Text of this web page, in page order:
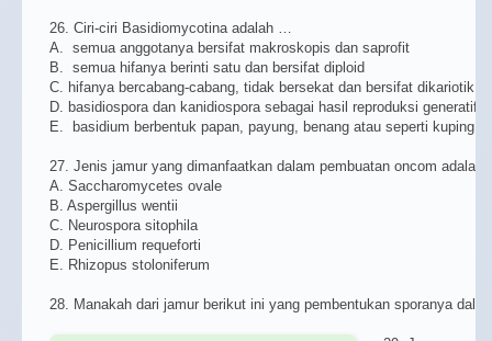
26. Ciri-ciri Basidiomycotina adalah …
A. semua anggotanya bersifat makroskopis dan saprofit
B. semua hifanya berinti satu dan bersifat diploid
C. hifanya bercabang-cabang, tidak bersekat dan bersifat dikariotik
D. basidiospora dan kanidiospora sebagai hasil reproduksi generatif
E. basidium berbentuk papan, payung, benang atau seperti kuping
27. Jenis jamur yang dimanfaatkan dalam pembuatan oncom
A. Saccharomycetes ovale
B. Aspergillus wentii
C. Neurospora sitophila
D. Penicillium requeforti
E. Rhizopus stoloniferum
28. Manakah dari jamur berikut ini yang pembentukan sporanya